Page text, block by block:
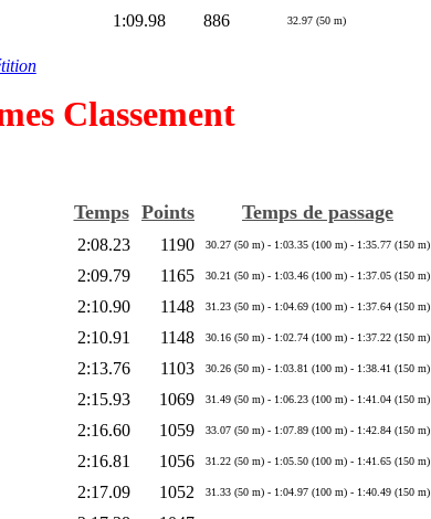
1:09.98 886 32.97 (50 m)
Classement
Temps Points Temps de passage
2:08.23 1190 30.27 (50 m) - 1:03.35 (100 m) - 1:35.77 (150 m)
2:09.79 1165 30.21 (50 m) - 1:03.46 (100 m) - 1:37.05 (150 m)
2:10.90 1148 31.23 (50 m) - 1:04.69 (100 m) - 1:37.64 (150 m)
2:10.91 1148 30.16 (50 m) - 1:02.74 (100 m) - 1:37.22 (150 m)
2:13.76 1103 30.26 (50 m) - 1:03.81 (100 m) - 1:38.41 (150 m)
2:15.93 1069 31.49 (50 m) - 1:06.23 (100 m) - 1:41.04 (150 m)
2:16.60 1059 33.07 (50 m) - 1:07.89 (100 m) - 1:42.84 (150 m)
2:16.81 1056 31.22 (50 m) - 1:05.50 (100 m) - 1:41.65 (150 m)
2:17.09 1052 31.33 (50 m) - 1:04.97 (100 m) - 1:40.49 (150 m)